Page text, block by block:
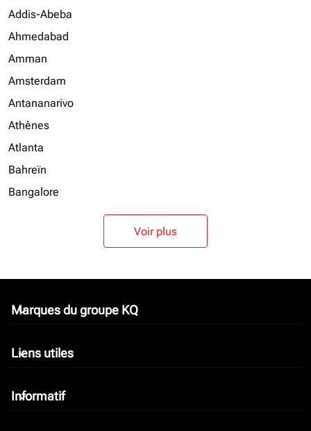
Addis-Abeba
Ahmedabad
Amman
Amsterdam
Antananarivo
Athènes
Atlanta
Bahreïn
Bangalore
Voir plus
Marques du groupe KQ
keyboard_arrow_down
Liens utiles
keyboard_arrow_down
Informatif
keyboard_arrow_down